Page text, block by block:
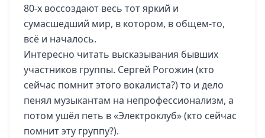
80-х воссоздают весь тот яркий и
сумасшедший мир, в котором, в общем-то,
всё и началось.
Интересно читать высказывания бывших
участников группы. Сергей Рогожин (кто
сейчас помнит этого вокалиста?) то и дело
пенял музыкантам на непрофессионализм, а
потом ушёл петь в «Электроклуб» (кто сейчас
помнит эту группу?).